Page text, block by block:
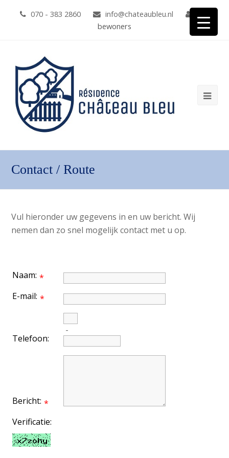
070 - 383 2860 info@chateaubleu.nl
bewoners
Contact / Route
Vul hieronder uw gegevens in en uw bericht. Wij
nemen dan zo snel mogelijk contact met u op.
Naam: *
E-mail: *
Telefoon:
-
Bericht: *
Verificatie: